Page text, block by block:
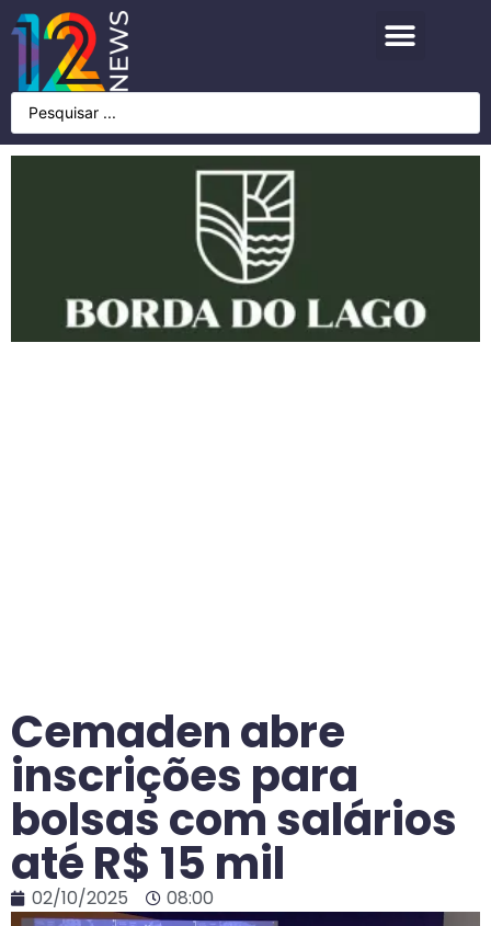
Cemaden abre
inscrições para
bolsas com salários
até R$ 15 mil
02/10/2025 08:00